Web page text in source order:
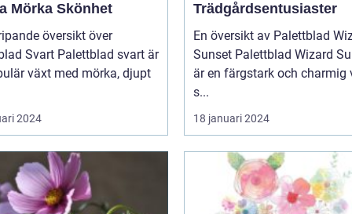
Mörka Skönhet
översikt över
Svart Palettblad svart är
växt med mörka, djupt
2024
Trädgårdsentusiaster
En översikt av Palettblad
Sunset Palettblad Wizard Sunset
är en färgstark och charmig
s...
18 januari 2024